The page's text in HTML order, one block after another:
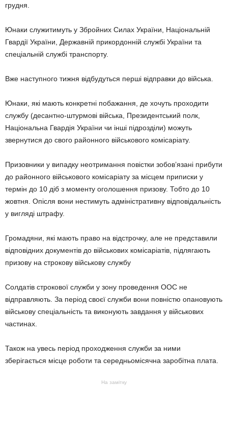
грудня.
Юнаки служитимуть у Збройних Силах України, Національній
Гвардії України, Державній прикордонній службі України та
спеціальній службі транспорту.
Вже наступного тижня відбудуться перші відправки до війська.
Юнаки, які мають конкретні побажання, де хочуть проходити
службу (десантно-штурмові війська, Президентський полк,
Національна Гвардія України чи інші підрозділи) можуть
звернутися до свого районного військового комісаріату.
Призовники у випадку неотримання повістки зобов’язані прибути
до районного військового комісаріату за місцем приписки у
термін до 10 діб з моменту оголошення призову. Тобто до 10
жовтня. Опісля вони нестимуть адміністративну відповідальність
у вигляді штрафу.
Громадяни, які мають право на відстрочку, але не представили
відповідних документів до військових комісаріатів, підлягають
призову на строкову військову службу
Солдатів строкової служби у зону проведення ООС не
відправляють. За період своєї служби вони повністю опановують
військову спеціальність та виконують завдання у військових
частинах.
Також на увесь період проходження служби за ними
зберігається місце роботи та середньомісячна заробітна плата.
На замітку